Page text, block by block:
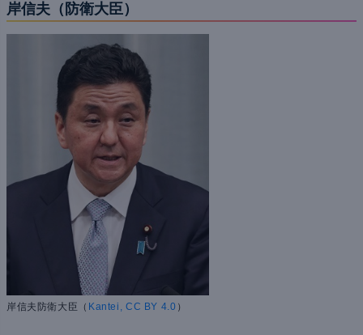
岸信夫（防衛大臣）
岸信夫防衛大臣（ Kantei, CC BY 4.0 ）